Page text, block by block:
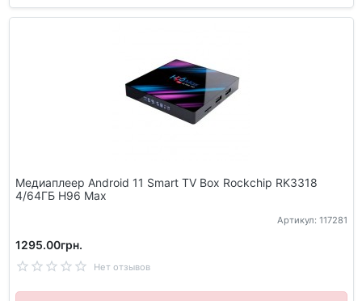
Медиаплеер Android 11 Smart TV Box Rockchip RK3318
4/64ГБ H96 Max
Артикул: 117281
1295.00грн.
Нет отзывов